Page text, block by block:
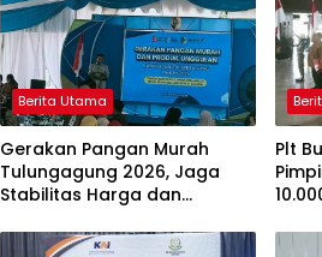
Berita Utama
Gerakan Pangan Murah
Tulungagung 2026, Jaga
Stabilitas Harga dan
Plt